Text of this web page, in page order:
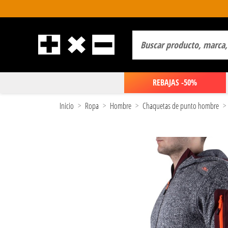
REBAJAS -50%
Inicio Ropa Hombre Chaquetas de punto hombre